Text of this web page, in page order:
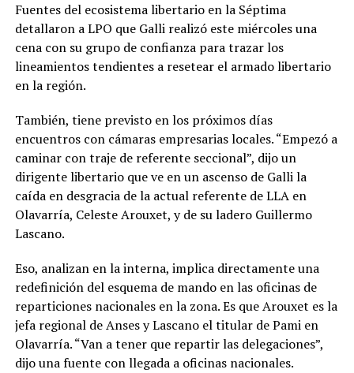
Fuentes del ecosistema libertario en la Séptima
detallaron a LPO que Galli realizó este miércoles una
cena con su grupo de confianza para trazar los
lineamientos tendientes a resetear el armado libertario
en la región.
También, tiene previsto en los próximos días
encuentros con cámaras empresarias locales. “Empezó a
caminar con traje de referente seccional”, dijo un
dirigente libertario que ve en un ascenso de Galli la
caída en desgracia de la actual referente de LLA en
Olavarría, Celeste Arouxet, y de su ladero Guillermo
Lascano.
Eso, analizan en la interna, implica directamente una
redefinición del esquema de mando en las oficinas de
reparticiones nacionales en la zona. Es que Arouxet es la
jefa regional de Anses y Lascano el titular de Pami en
Olavarría. “Van a tener que repartir las delegaciones”,
dijo una fuente con llegada a oficinas nacionales.